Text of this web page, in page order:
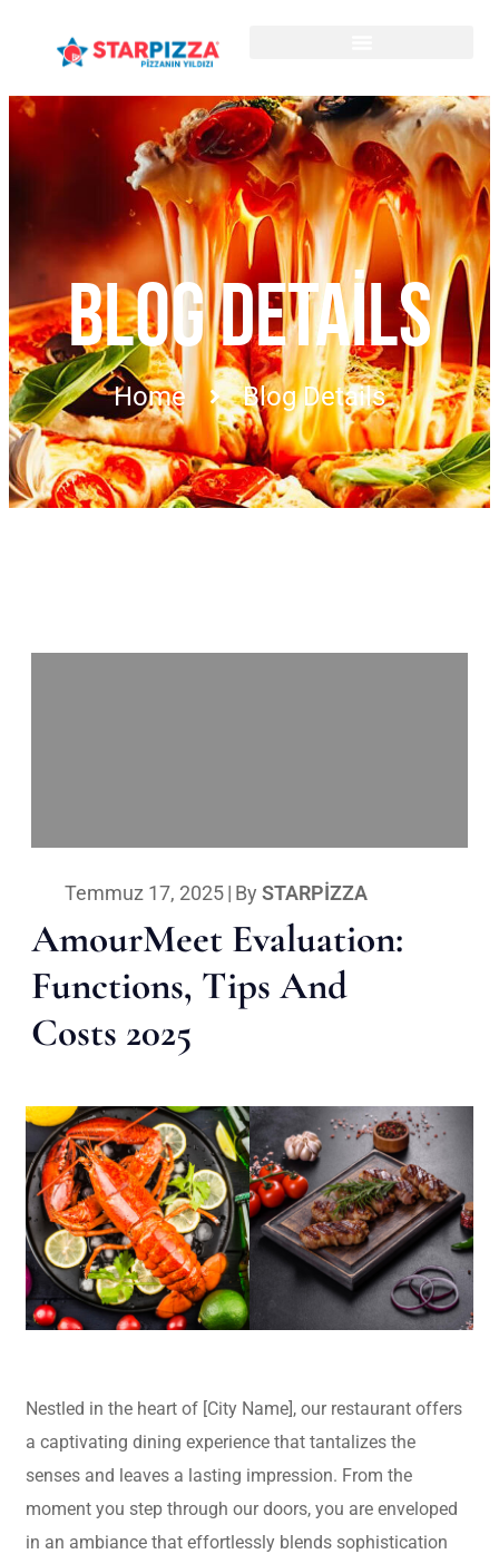
BLOG DETAILS
Home Blog Details
Temmuz 17, 2025| By STARPIZZA
AmourMeet Evaluation:
Functions, Tips And
Costs 2025
Nestled in the heart of [City Name], our restaurant offers
a captivating dining experience that tantalizes the
senses and leaves a lasting impression. From the
moment you step through our doors, you are enveloped
in an ambiance that effortlessly blends sophistication